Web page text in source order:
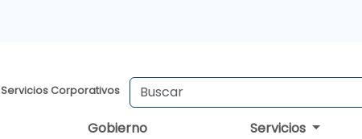
Servicios Corporativos
Gobierno Servicios